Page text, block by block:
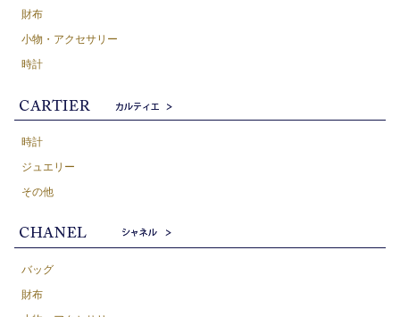
財布
小物・アクセサリー
時計
時計
ジュエリー
その他
バッグ
財布